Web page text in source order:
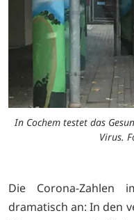
In Cochem testet das
Virus.
Die Corona-Zahlen
dramatisch an: In den